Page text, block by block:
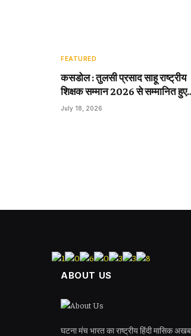
FEATURED
कसडोल : तुलसी प्रसाद साहू राष्ट्रीय
शिक्षक सम्मान 2026 से सम्मानित
July 18, 2026
ABOUT US
घटना मंच भारत का राष्ट्रीय हिंदी मासिक